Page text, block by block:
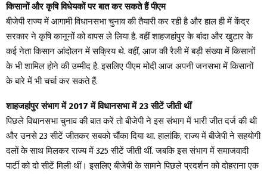
किसानों और कृषि विधेयकों पर बात कर सकते हैं पीएम
बीजेपी राज्य में आगामी विधानसभा चुनाव की तैयारी कर रही है और हाल ही में केंद्र
सरकार ने कृषि कानूनों को वापस ले लिया है. वहीं शाहजहांपुर के बांदा और खुटार के
कई नेता किसान आंदोलन में सक्रिय थे. वहीं, आज की रैली में बड़ी संख्या में किसानों
के भी शामिल होने की उम्मीद है. इसलिए पीएम मोदी आज अपनी जनसभा में किसानों
के बारे में भी चर्चा कर सकते हैं.
शाहजहांपुर संभाग में 2017 में विधानसभा में 23 सीटें जीती थीं
पिछले विधानसभा चुनाव की बात करें तो बीजेपी ने इस संभाग में भारी जीत दर्ज की थी
और उनसे 23 सीटें जीतकर सबको चौंका दिया था. हालांकि, राज्य में बीजेपी ने सहयोगी
दलों के साथ मिलकर राज्य में 325 सीटें जीती थीं. जबकि इस संभाग में समाजवादी
पार्टी को दो सीटें मिली थीं। इसलिए बीजेपी के सामने पिछले प्रदर्शन को दोहराना एक